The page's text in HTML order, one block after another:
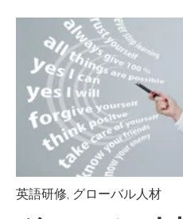
英語研修, グローバル人材